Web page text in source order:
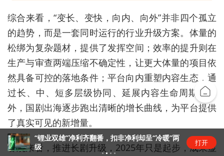
综合来看，“变长、变快，向内、向外”并非四个孤立
的趋势，而是一套同时运行的行业升级方案。体量的
松绑为复杂题材，提供了发挥空间；效率的提升则在
生产与审查两端压缩不确定性，让更大体量的项目依
然具备可控的落地条件；平台向内重塑内容生态，通
过长、中、短多层级协同、延展内容生命周期；向
外，国剧出海逐步跑出清晰的增长曲线，为平台提供
了真实可见的新增量。
客观来看，推进长剧升级，2025年只是起步，成果显
“锂业双雄”净利齐翻番，扣非净利却呈“冷暖”两
级
打开